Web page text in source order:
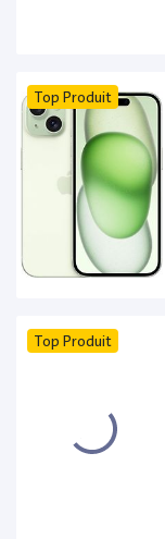
Top Produit
Top Produit